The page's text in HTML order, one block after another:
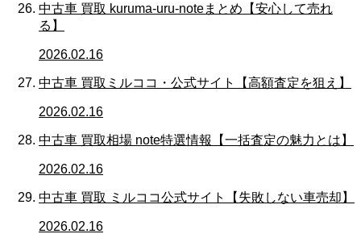
中古車 買取 kuruma-uru-noteまとめ【安心して売れ
る】
2026.02.16
中古車 買取ミルココ・公式サイト【高額査定を狙え】
2026.02.16
中古車 買取相場 note特選情報【一括査定の魅力とは】
2026.02.16
中古車 買取 ミルココ公式サイト【失敗しない車売却】
2026.02.16